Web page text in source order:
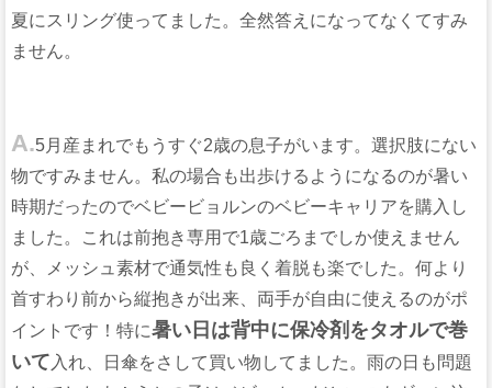
夏にスリング使ってました。全然答えになってなくてすみ
ません。
A.5月産まれでもうすぐ2歳の息子がいます。選択肢にない
物ですみません。私の場合も出歩けるようになるのが暑い
時期だったのでベビービョルンのベビーキャリアを購入し
ました。これは前抱き専用で1歳ごろまでしか使えません
が、メッシュ素材で通気性も良く着脱も楽でした。何より
首すわり前から縦抱きが出来、両手が自由に使えるのがポ
イントです！特に暑い日は背中に保冷剤をタオルで巻
いて 入れ、日傘をさして買い物してました。雨の日も問題